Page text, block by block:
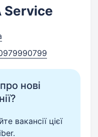
Service
нові
вакансії цієї